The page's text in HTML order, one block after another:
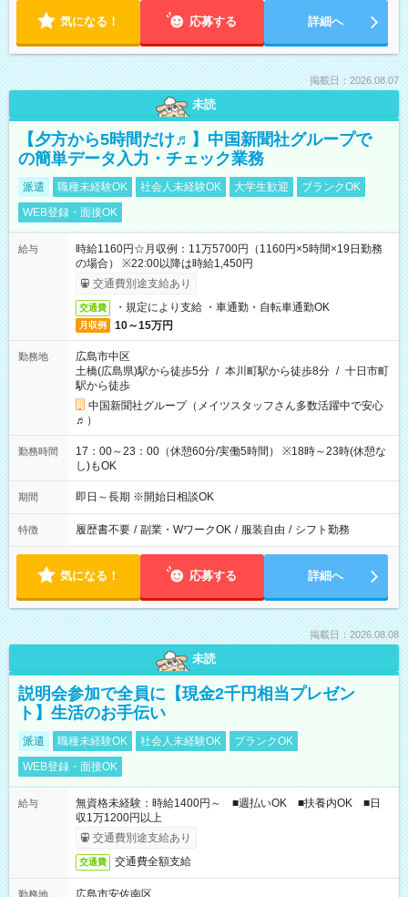
気になる！ 応募する 詳細へ
掲載日：2026.08.07
未読
【夕方から5時間だけ♬】中国新聞社グループで
の簡単データ入力・チェック業務
派遣 職種未経験OK 社会人未経験OK 大学生歓迎
ブランクOK
WEB登録・面接OK
給与
時給1160円☆月収例：11万5700円（1160円×5時間×19日勤務
の場合） ※22:00以降は時給1,450円
交通費別途支給あり
交通費 ・規定により支給 ・車通勤・自転車通勤OK
月収例 10～15万円
勤務地
広島市中区
土橋(広島県)駅から徒歩5分 / 本川町駅から徒歩8分 / 十日市町
駅から徒歩
中国新聞社グループ（メイツスタッフさん多数活躍中で安心
♬）
勤務時間
17：00～23：00（休憩60分/実働5時間） ※18時～23時(休憩な
し)もOK
期間 即日～長期 ※開始日相談OK
特徴 履歴書不要 / 副業・WワークOK / 服装自由 / シフト勤務
気になる！ 応募する 詳細へ
掲載日：2026.08.08
未読
説明会参加で全員に【現金2千円相当プレゼン
ト】生活のお手伝い
派遣 職種未経験OK 社会人未経験OK
ブランクOK
WEB登録・面接OK
給与
無資格未経験：時給1400円～ ■週払いOK ■扶養内OK ■日
収1万1200円以上
交通費別途支給あり
交通費 交通費全額支給
勤務地
広島市安佐南区